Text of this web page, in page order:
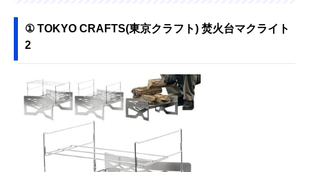
① TOKYO CRAFTS(東京クラフト) 焚火台マクライト
2